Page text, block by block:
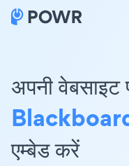
अपनी
एम्बेड करें